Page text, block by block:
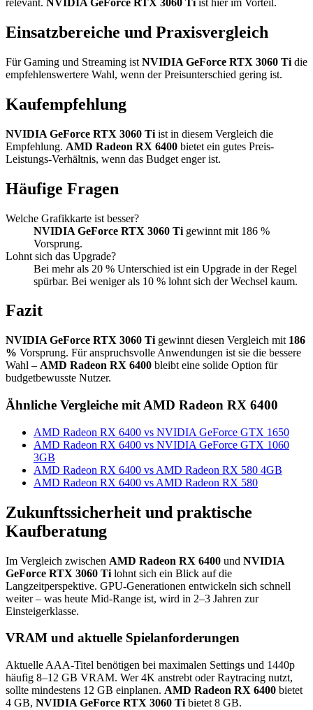
relevant. NVIDIA GeForce RTX 3060 Ti ist hier im Vorteil.
Einsatzbereiche und Praxisvergleich
Für Gaming und Streaming ist NVIDIA GeForce RTX 3060 Ti die
empfehlenswertere Wahl, wenn der Preisunterschied gering ist.
Kaufempfehlung
NVIDIA GeForce RTX 3060 Ti ist in diesem Vergleich die
Empfehlung. AMD Radeon RX 6400 bietet ein gutes Preis-
Leistungs-Verhältnis, wenn das Budget enger ist.
Häufige Fragen
Welche Grafikkarte ist besser?
NVIDIA GeForce RTX 3060 Ti gewinnt mit 186 %
Vorsprung.
Lohnt sich das Upgrade?
Bei mehr als 20 % Unterschied ist ein Upgrade in der Regel
spürbar. Bei weniger als 10 % lohnt sich der Wechsel kaum.
Fazit
NVIDIA GeForce RTX 3060 Ti gewinnt diesen Vergleich mit 186
% Vorsprung. Für anspruchsvolle Anwendungen ist sie die bessere
Wahl – AMD Radeon RX 6400 bleibt eine solide Option für
budgetbewusste Nutzer.
Ähnliche Vergleiche mit AMD Radeon RX 6400
AMD Radeon RX 6400 vs NVIDIA GeForce GTX 1650
AMD Radeon RX 6400 vs NVIDIA GeForce GTX 1060
3GB
AMD Radeon RX 6400 vs AMD Radeon RX 580 4GB
AMD Radeon RX 6400 vs AMD Radeon RX 580
Zukunftssicherheit und praktische
Kaufberatung
Im Vergleich zwischen AMD Radeon RX 6400 und NVIDIA
GeForce RTX 3060 Ti lohnt sich ein Blick auf die
Langzeitperspektive. GPU-Generationen entwickeln sich schnell
weiter – was heute Mid-Range ist, wird in 2–3 Jahren zur
Einsteigerklasse.
VRAM und aktuelle Spielanforderungen
Aktuelle AAA-Titel benötigen bei maximalen Settings und 1440p
häufig 8–12 GB VRAM. Wer 4K anstrebt oder Raytracing nutzt,
sollte mindestens 12 GB einplanen. AMD Radeon RX 6400 bietet
4 GB, NVIDIA GeForce RTX 3060 Ti bietet 8 GB.